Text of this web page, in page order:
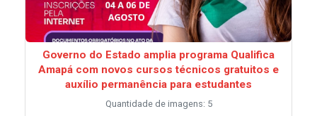
Governo do Estado amplia programa Qualifica
Amapá com novos cursos técnicos gratuitos e
auxílio permanência para estudantes
Quantidade de imagens: 5